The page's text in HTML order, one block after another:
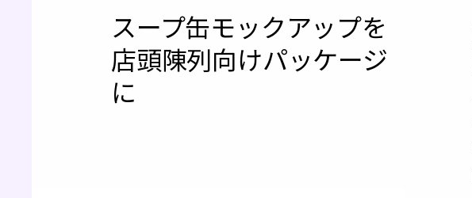
スープ缶モックアップを
店頭陳列向けパッケージ
に